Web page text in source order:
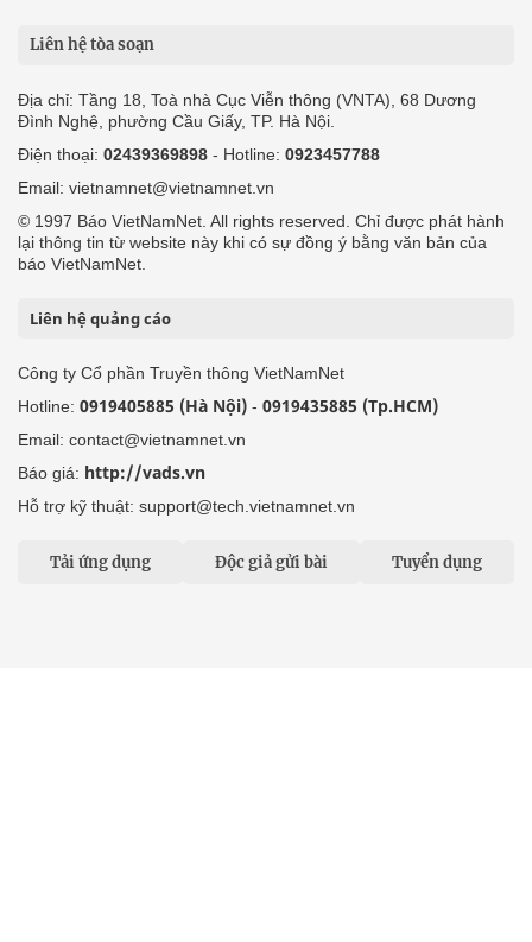
Liên hệ tòa soạn
Địa chỉ: Tầng 18, Toà nhà Cục Viễn thông (VNTA), 68 Dương
Đình Nghệ, phường Cầu Giấy, TP. Hà Nội.
Điện thoại: 02439369898 - Hotline: 0923457788
Email: vietnamnet@vietnamnet.vn
© 1997 Báo VietNamNet. All rights reserved. Chỉ được phát hành
lại thông tin từ website này khi có sự đồng ý bằng văn bản của
báo VietNamNet.
Liên hệ quảng cáo
Công ty Cổ phần Truyền thông VietNamNet
Hotline: 0919405885 (Hà Nội) - 0919435885 (Tp.HCM)
Email: contact@vietnamnet.vn
Báo giá: http://vads.vn
Hỗ trợ kỹ thuật: support@tech.vietnamnet.vn
Tải ứng dụng Độc giả gửi bài Tuyển dụng